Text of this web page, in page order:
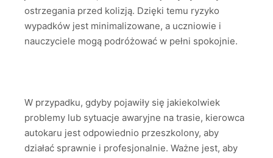
ostrzegania przed kolizją. Dzięki temu ryzyko
wypadków jest minimalizowane, a uczniowie i
nauczyciele mogą podróżować w pełni spokojnie.
W przypadku, gdyby pojawiły się jakiekolwiek
problemy lub sytuacje awaryjne na trasie, kierowca
autokaru jest odpowiednio przeszkolony, aby
działać sprawnie i profesjonalnie. Ważne jest, aby